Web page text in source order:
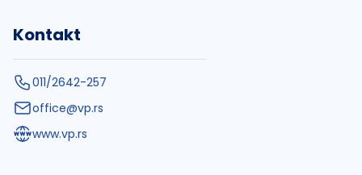
Kontakt
011/2642-257
office@vp.rs
www.vp.rs